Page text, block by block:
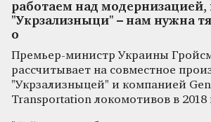
работаем над
"Укрзализныци" – нам нужна
о
Премьер-министр Украины
рассчитывает на совместное
"Укрзализныцей" и компанией
Transportation локомотивов в 2018